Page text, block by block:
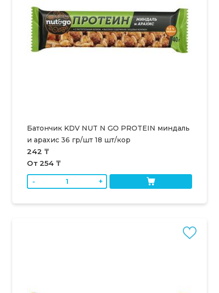
Батончик KDV NUT N GO PROTEIN миндаль
и арахис 36 гр/шт 18 шт/кор
242 ₸
От 254 ₸
-
+